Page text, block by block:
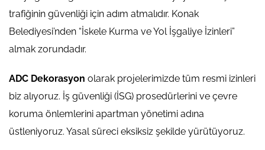
trafiğinin güvenliği için adım atmalıdır. Konak
Belediyesi’nden “İskele Kurma ve Yol İşgaliye İzinleri”
almak zorundadır.
ADC Dekorasyon olarak projelerimizde tüm resmi izinleri
biz alıyoruz. İş güvenliği (İSG) prosedürlerini ve çevre
koruma önlemlerini apartman yönetimi adına
üstleniyoruz. Yasal süreci eksiksiz şekilde yürütüyoruz.